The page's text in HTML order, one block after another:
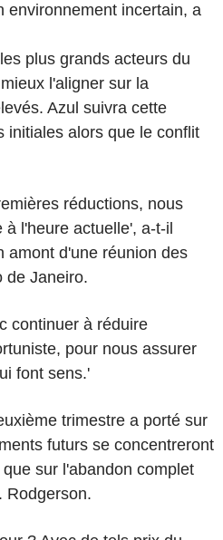
environnement incertain, a
plus grands acteurs du
l'aligner sur la
Azul suivra cette
initiales alors que le conflit
réductions, nous
l'heure actuelle', a-t-il
amont d'une réunion des
de Janeiro.
continuer à réduire
pour nous assurer
font sens.'
trimestre a porté sur
futurs se concentreront
sur l'abandon complet
Rodgerson.